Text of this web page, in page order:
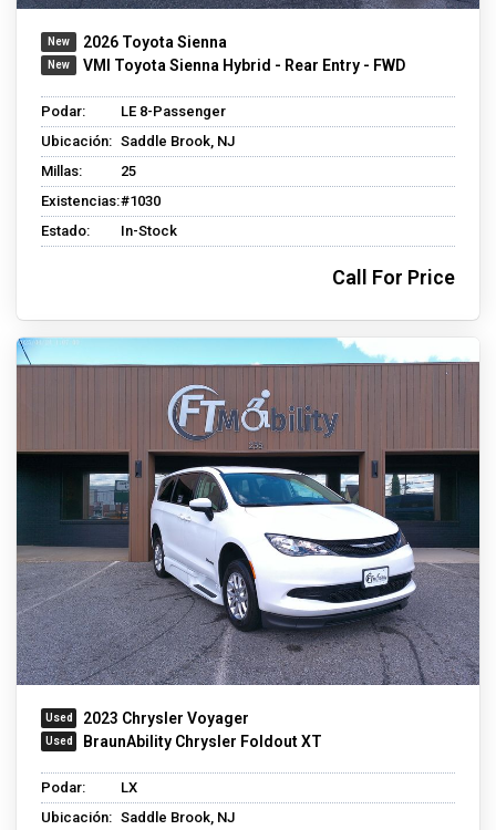
2026 Toyota Sienna
VMI Toyota Sienna Hybrid - Rear Entry - FWD
Podar:
LE 8-Passenger
Ubicación: Saddle Brook, NJ
Millas:
25
Existencias:#1030
Estado:
In-Stock
Call For Price
2023 Chrysler Voyager
BraunAbility Chrysler Foldout XT
Podar:
LX
Ubicación: Saddle Brook, NJ